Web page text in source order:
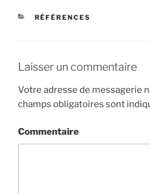
CATÉGORIES
RÉFÉRENCES
Laisser un commentaire
Votre adresse de messagerie
champs obligatoires sont
Commentaire